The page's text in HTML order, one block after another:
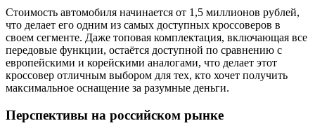
Стоимость автомобиля начинается от 1,5 миллионов рублей,
что делает его одним из самых доступных кроссоверов в
своем сегменте. Даже топовая комплектация, включающая все
передовые функции, остаётся доступной по сравнению с
европейскими и корейскими аналогами, что делает этот
кроссовер отличным выбором для тех, кто хочет получить
максимальное оснащение за разумные деньги.
Перспективы на российском рынке